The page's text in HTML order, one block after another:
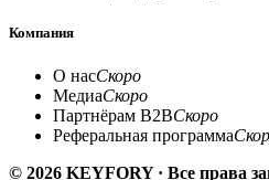
Компания
О насСкоро
МедиаСкоро
Партнёрам B2BСкоро
Реферальная программа
© 2026 KEYFORY · Все права